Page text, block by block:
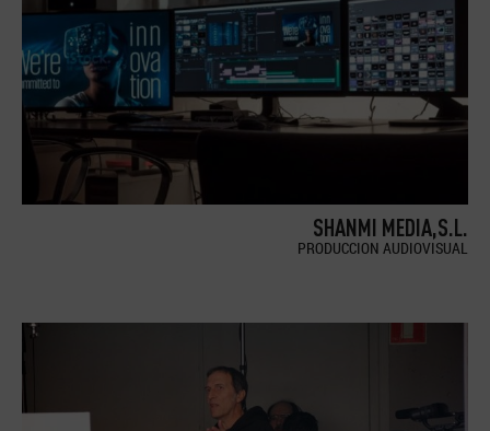
SHANMI MEDIA,S.L.
PRODUCCION AUDIOVISUAL